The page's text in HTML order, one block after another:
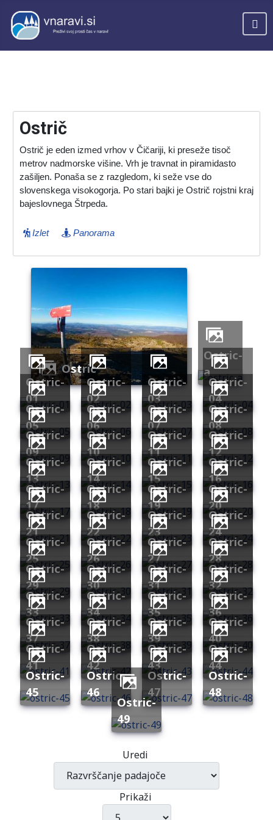
Ostrič
Ostrič je eden izmed vrhov v Čičariji, ki preseže tisoč
metrov nadmorske višine. Vrh je travnat in piramidasto
zašiljen. Ponaša se z razgledom, ki seže vse do
slovenskega visokogorja. Po stari bajki je Ostrič rojstni kraj
bajeslovnega Štrpeda.
Izlet Panorama
ostric
ostric-
a
ostric-
01
ostric-
02
ostric-
03
ostric-
04
ostric-
05
ostric-
06
ostric-
07
ostric-
08
ostric-
09
ostric-
10
ostric-
11
ostric-
12
ostric-
13
ostric-
14
ostric-
15
ostric-
16
ostric-
17
ostric-
18
ostric-
19
ostric-
20
ostric-
21
ostric-
22
ostric-
23
ostric-
24
ostric-
25
ostric-
26
ostric-
27
ostric-
28
ostric-
29
ostric-
30
ostric-
31
ostric-
32
ostric-
33
ostric-
34
ostric-
35
ostric-
36
ostric-
37
ostric-
38
ostric-
39
ostric-
40
ostric-
41
ostric-
42
ostric-
43
ostric-
44
ostric-
45
ostric-
46
ostric-
47
ostric-
48
ostric-
49
Uredi
Prikaži